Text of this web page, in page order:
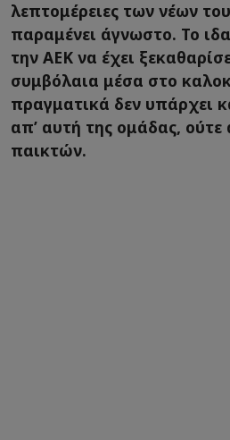
λεπτομέρειες των νέων
παραμένει άγνωστο. Το
την ΑΕΚ να έχει
συμβόλαια μέσα στο
πραγματικά δεν υπάρχει
απ’ αυτή της ομάδας, ούτε
παικτών.